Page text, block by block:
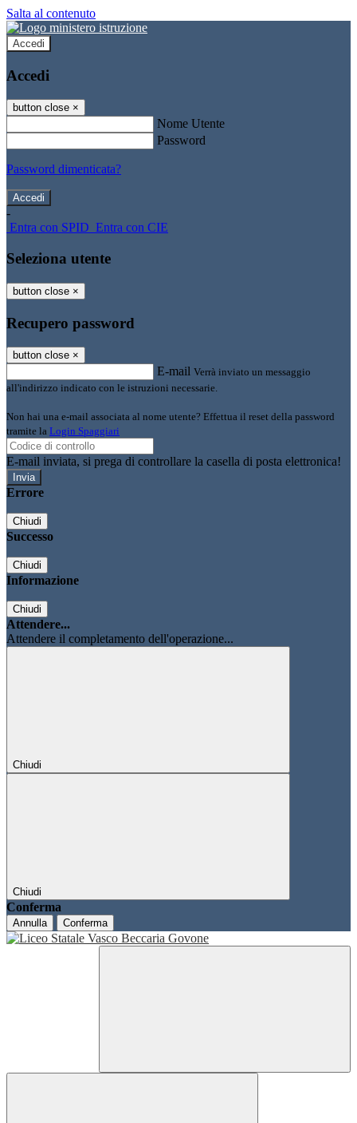
Salta al contenuto
Accedi
Accedi
button close ×
Nome Utente
Password
Password dimenticata?
-
Entra con SPID Entra con CIE
Seleziona utente
button close ×
Recupero password
button close ×
E-mail Verrà inviato un messaggio
all'indirizzo indicato con le istruzioni necessarie.
Non hai una e-mail associata al nome utente? Effettua il reset della password
tramite la Login Spaggiari
E-mail inviata, si prega di controllare la casella di posta elettronica!
Errore
Chiudi
Successo
Chiudi
Informazione
Chiudi
Attendere...
Attendere il completamento dell'operazione...
Chiudi
Chiudi
Conferma
Annulla Conferma